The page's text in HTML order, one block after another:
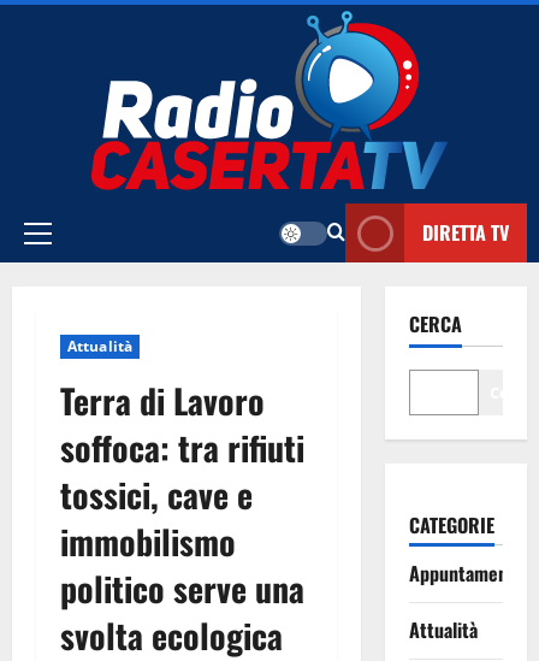
Vai
Menu
DIRETTA TV
Attualità
Terra di Lavoro
soffoca: tra rifiuti
tossici, cave e
immobilismo
politico serve una
svolta ecologica
CERCA
CATEGORIE
Appuntamenti
Attualità